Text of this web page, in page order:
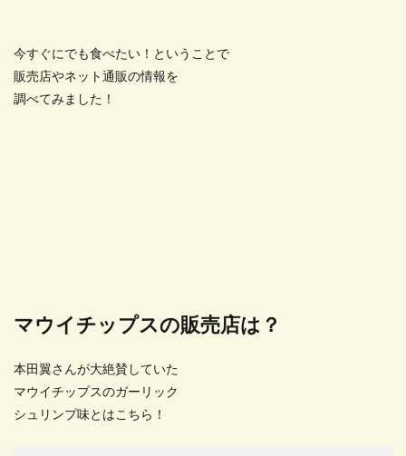
今すぐにでも食べたい！ということで
販売店やネット通販の情報を
調べてみました！
マウイチップスの販売店は？
本田翼さんが大絶賛していた
マウイチップスのガーリック
シュリンプ味とはこちら！